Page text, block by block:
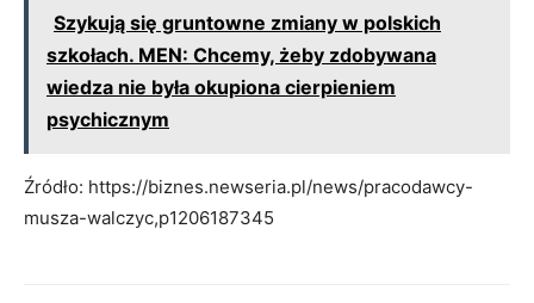
Szykują się gruntowne zmiany w polskich
szkołach. MEN: Chcemy, żeby zdobywana
wiedza nie była okupiona cierpieniem
psychicznym
Źródło: https://biznes.newseria.pl/news/pracodawcy-
musza-walczyc,p1206187345